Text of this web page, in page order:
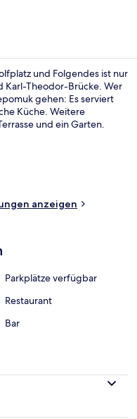
und Folgendes ist nur
Theodor-Brücke. Wer
gehen: Es serviert
Küche. Weitere
und ein Garten.
anzeigen
Parkplätze verfügbar
Restaurant
Bar